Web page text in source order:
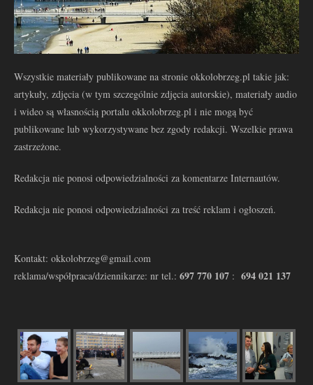
Wszystkie materiały publikowane na stronie okkolobrzeg.pl takie jak:
artykuły, zdjęcia (w tym szczególnie zdjęcia autorskie), materiały audio
i wideo są własnością portalu okkolobrzeg.pl i nie mogą być
publikowane lub wykorzystywane bez zgody redakcji. Wszelkie prawa
zastrzeżone.
Redakcja nie ponosi odpowiedzialności za komentarze Internautów.
Redakcja nie ponosi odpowiedzialności za treść reklam i ogłoszeń.
Kontakt: okkolobrzeg@gmail.com
reklama/współpraca/dziennikarze: nr tel.: 697 770 107 : 694 021 137